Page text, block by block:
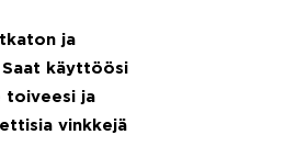
ja
käyttöösi
toiveesi ja
vinkkejä